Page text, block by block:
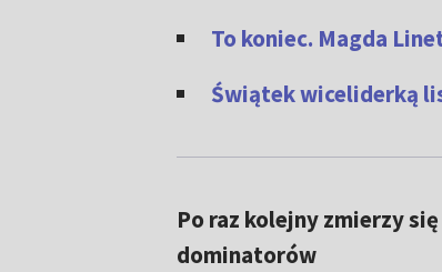
To koniec. Magda
Świątek wiceliderką
Po raz kolejny zmierzy
dominatorów